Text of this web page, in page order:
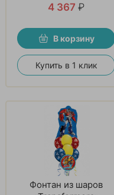
4 367 ₽
В корзину
Купить в 1 клик
Фонтан из шаров